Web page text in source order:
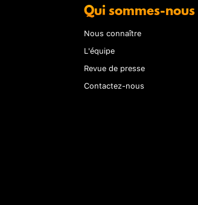
Qui sommes-nous
Nous connaître
L'équipe
Revue de presse
Contactez-nous